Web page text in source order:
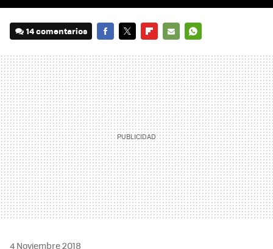
14 comentarios
MAIL
4 Noviembre 2018